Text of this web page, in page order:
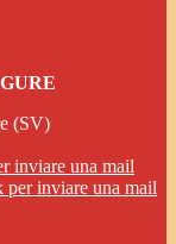
(SV)
inviare una mail
per inviare una mail